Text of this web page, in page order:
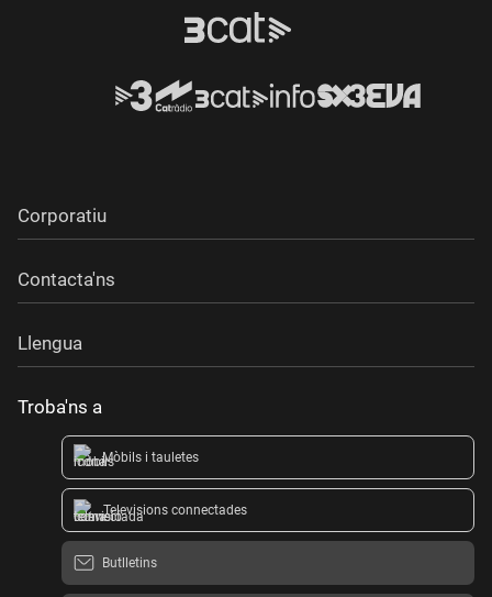
Corporatiu
Contacta'ns
Llengua
Troba'ns a
Mòbils i tauletes
Televisions connectades
Butlletins